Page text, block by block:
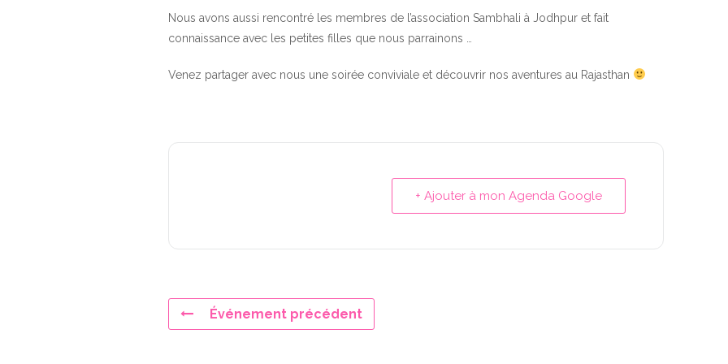
Nous avons aussi rencontré les membres de l’association Sambhali à Jodhpur et fait
connaissance avec les petites filles que nous parrainons …
Venez partager avec nous une soirée conviviale et découvrir nos aventures au Rajasthan
+ Ajouter à mon Agenda Google
Événement précédent